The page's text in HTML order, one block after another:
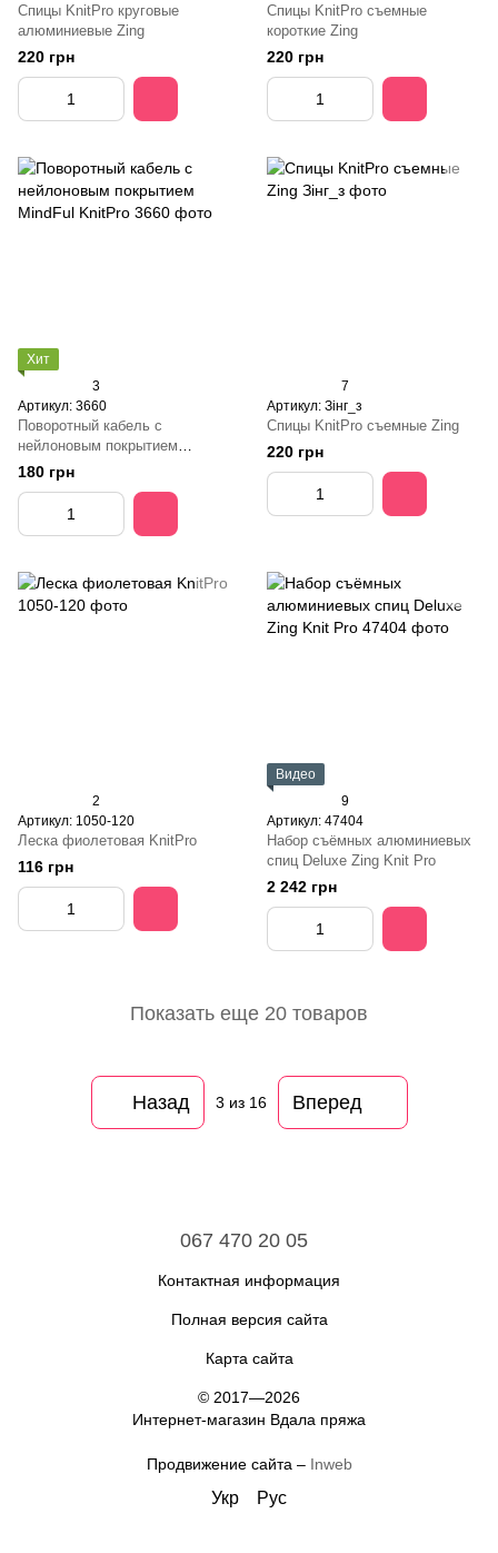
Спицы KnitPro круговые
алюминиевые Zing
220 грн
Спицы KnitPro съемные
короткие Zing
220 грн
Хит
3
Артикул: 3660
Поворотный кабель с
нейлоновым покрытием
MindFul KnitPro
180 грн
7
Артикул: Зінг_з
Спицы KnitPro съемные Zing
220 грн
2
Артикул: 1050-120
Леска фиолетовая KnitPro
116 грн
Видео
9
Артикул: 47404
Набор съёмных алюминиевых
спиц Deluxe Zing Knit Pro
2 242 грн
Показать еще 20 товаров
Назад 3 из 16 Вперед
067 470 20 05
Контактная информация
Полная версия сайта
Карта сайта
© 2017—2026
Интернет-магазин Вдала пряжа
Продвижение сайта – Inweb
Укр Рус